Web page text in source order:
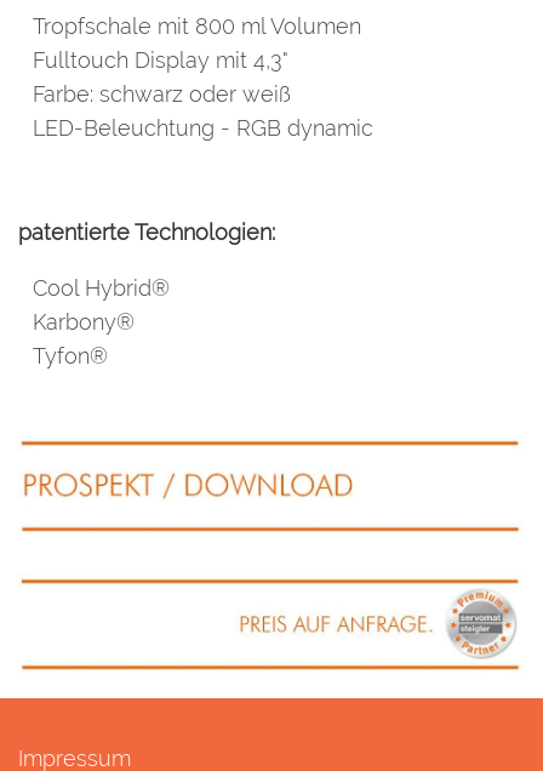
Tropfschale mit 800 ml Volumen
Fulltouch Display mit 4,3"
Farbe: schwarz oder weiß
LED-Beleuchtung - RGB dynamic
patentierte Technologien:
Cool Hybrid®
Karbony®
Tyfon®
Impressum